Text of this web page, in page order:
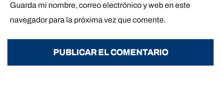
Guarda mi nombre, correo electrónico y web en este
navegador para la próxima vez que comente.